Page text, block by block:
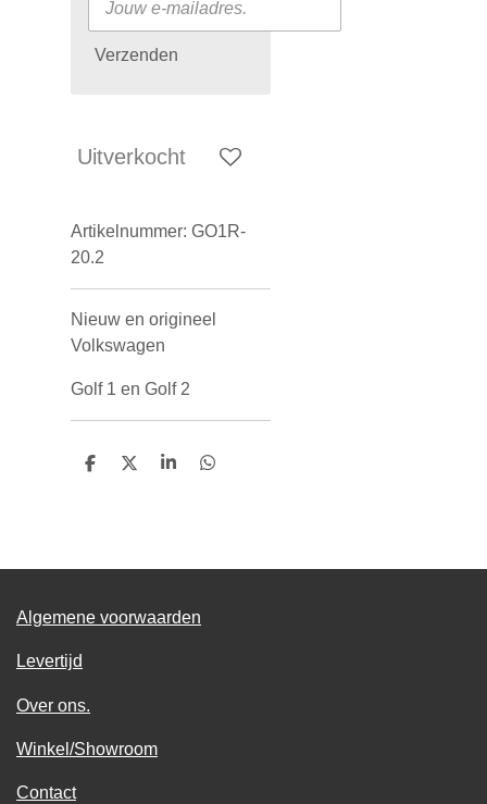
Verzenden
Uitverkocht
Artikelnummer: GO1R-
20.2
Nieuw en origineel
Volkswagen
Golf 1 en Golf 2
D
D
S
D
Algemene voorwaarden
Levertijd
Over ons.
Winkel/Showroom
Contact